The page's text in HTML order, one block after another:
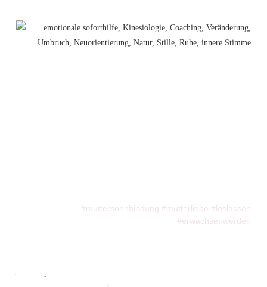
#muttersohnbindung #mutterliebe #loslassen
#erwachsenwerden